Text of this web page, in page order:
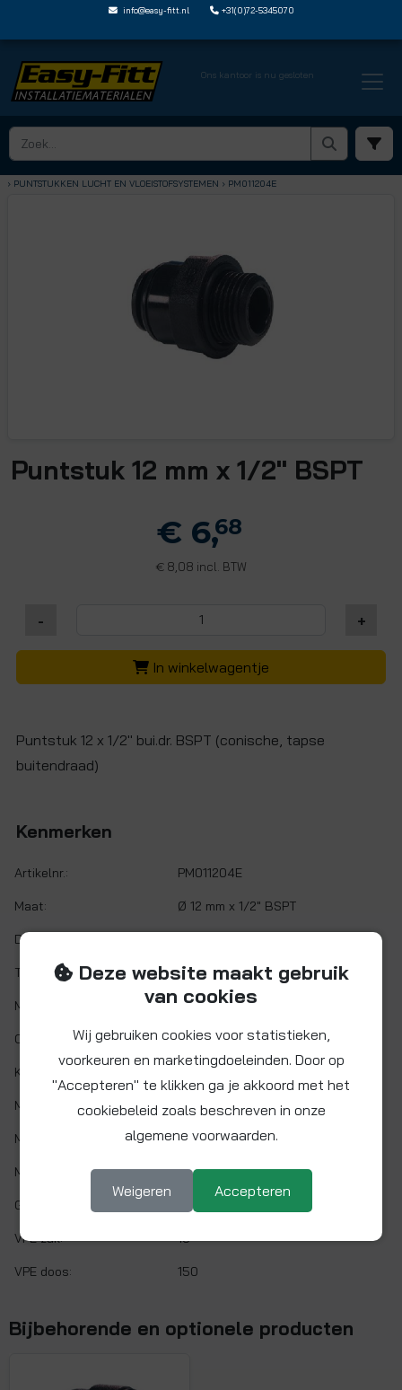
info@easy-fitt.nl +31(0)72-5345070
Ons kantoor is nu gesloten
HOME › SPEEDFIT LUCHT EN VLOEISTOFFEN
› PUNTSTUKKEN LUCHT EN VLOEISTOFSYSTEMEN › PM011204E
Puntstuk 12 mm x 1/2" BSPT
€ 6,68
€ 8,08 incl. BTW
- +
In winkelwagentje
Puntstuk 12 x 1/2" bui.dr. BSPT (conische, tapse
buitendraad)
Kenmerken
Artikelnr.: PM011204E
Maat: Ø 12 mm x 1/2" BSPT
Demontabel:
Twist&Lock: Nee
Materiaal: Acetalcopolymeer (POM)
O-ring: NITRIL (NBR)
Kleur:
Min. werktemp.: 1 °C
Max. werktemp.: 65 °C
Max. werkdruk: 10 bar bij 20°C
Gaskeur: Nee
VPE zak: 10
VPE doos: 150
Bijbehorende en optionele producten
Deze website maakt gebruik
van cookies
Wij gebruiken cookies voor statistieken,
voorkeuren en marketingdoeleinden. Door op
"Accepteren" te klikken ga je akkoord met het
cookiebeleid zoals beschreven in onze
algemene voorwaarden.
Weigeren Accepteren